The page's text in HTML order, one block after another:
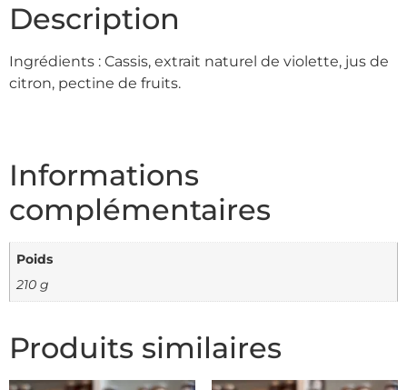
Description
Ingrédients : Cassis, extrait naturel de violette, jus de
citron, pectine de fruits.
Informations
complémentaires
Poids
210 g
Produits similaires